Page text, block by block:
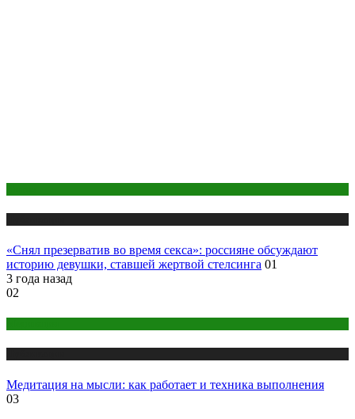
«Снял презерватив во время секса»: россияне обсуждают
историю девушки, ставшей жертвой стелсинга 01
3 года назад
02
Медитация на мысли: как работает и техника выполнения
03